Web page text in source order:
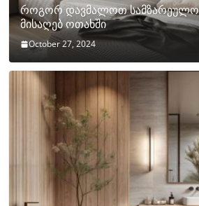
როგორ დავმალოთ
მისაღებ ოთახში
October 27, 2024